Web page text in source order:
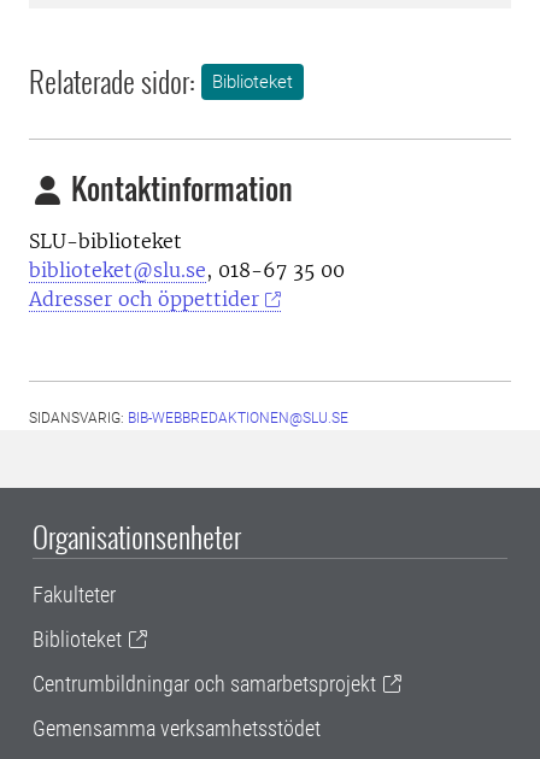
Relaterade sidor: Biblioteket
Kontaktinformation
SLU-biblioteket
biblioteket@slu.se, 018-67 35 00
Adresser och öppettider
SIDANSVARIG: BIB-WEBBREDAKTIONEN@SLU.SE
Organisationsenheter
Fakulteter
Biblioteket
Centrumbildningar och samarbetsprojekt
Gemensamma verksamhetsstödet